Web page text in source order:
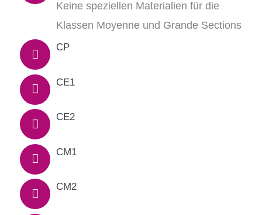
Keine speziellen Materialien für die
Klassen Moyenne und Grande Sections
CP
CE1
CE2
CM1
CM2